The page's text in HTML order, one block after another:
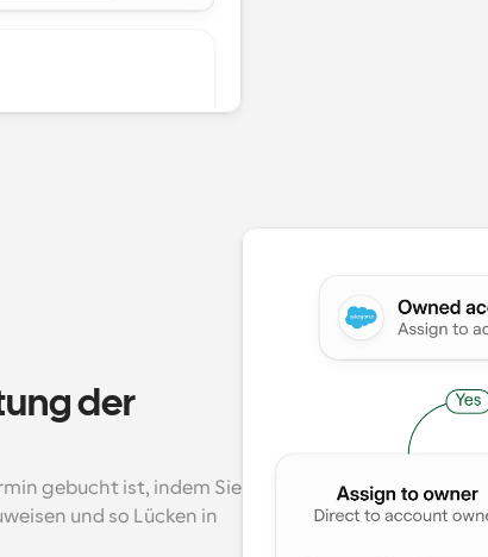
der
gebucht ist, indem Sie
und so Lücken in